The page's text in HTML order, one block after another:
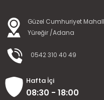
Güzel Cumhuriyet
Yüreğir /Adana
0542 310 40 49
Hafta İçi
08:30 - 18:00